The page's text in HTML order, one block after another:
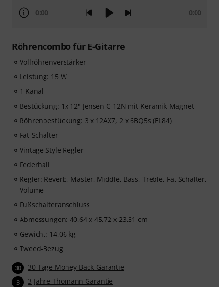
0:00 0:00
Röhrencombo für E-Gitarre
Vollröhrenverstärker
Leistung: 15 W
1 Kanal
Bestückung: 1x 12" Jensen C-12N mit Keramik-Magnet
Röhrenbestückung: 3 x 12AX7, 2 x 6BQ5s (EL84)
Fat-Schalter
Vintage Style Regler
Federhall
Regler: Reverb, Master, Middle, Bass, Treble, Fat Schalter,
Volume
Fußschalteranschluss
Abmessungen: 40,64 x 45,72 x 23,31 cm
Gewicht: 14,06 kg
Tweed-Bezug
30 30 Tage Money-Back-Garantie
3 3 Jahre Thomann Garantie